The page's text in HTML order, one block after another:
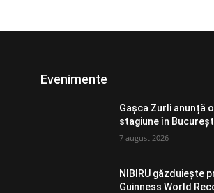
Evenimente
Gașca Zurli anunță
stagiune în
7 august 2026
NIBIRU găzduiește
Guinness World